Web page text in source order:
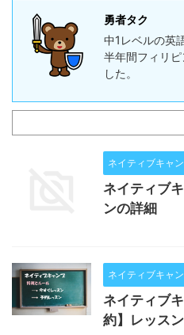
勇者タク
中1レベルの英
半年間フィリ
した。
ネイティブキャ
ネイティブ
ンの詳細
ネイティブキャ
ネイティブ
約】レッス